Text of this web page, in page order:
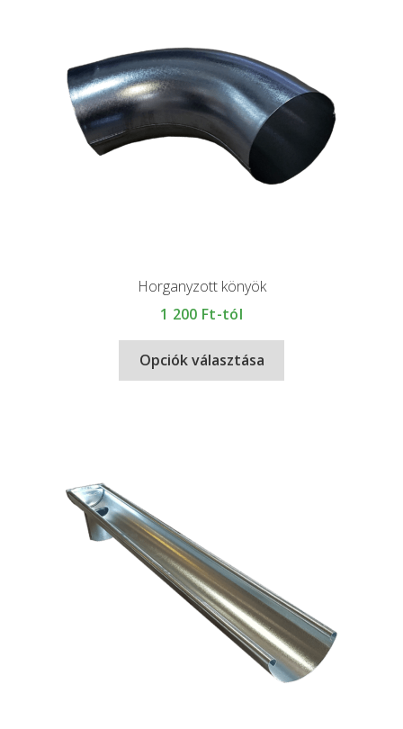
Horganyzott könyök
1 200 Ft-tól
Opciók választása